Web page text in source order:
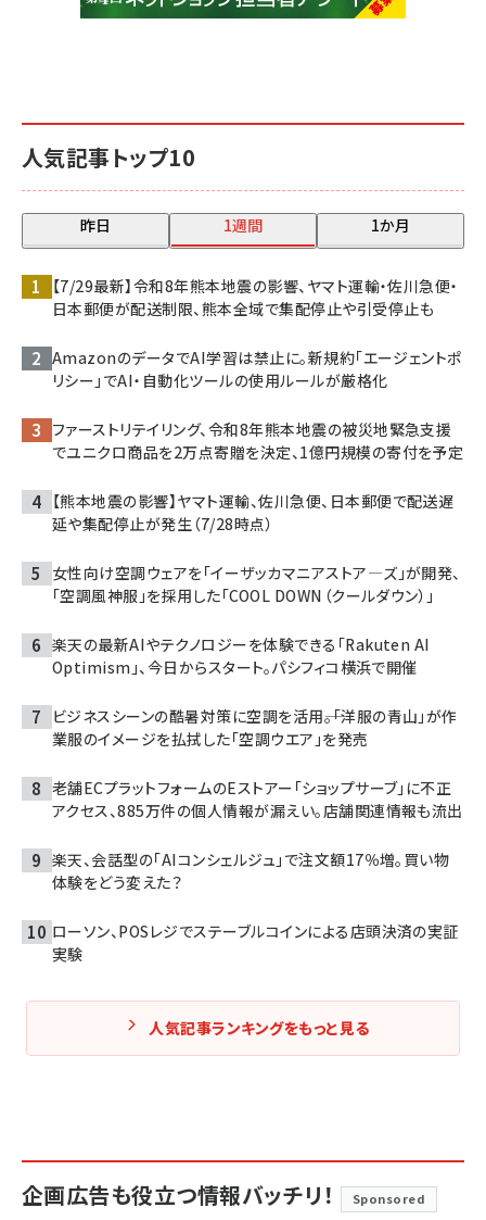
人気記事トップ10
昨日 1週間 1か月
【7/29最新】令和8年熊本地震の影響、ヤマト運輸・佐川急便・
日本郵便が配送制限、熊本全域で集配停止や引受停止も
AmazonのデータでAI学習は禁止に。新規約「エージェントポ
リシー」でAI・自動化ツールの使用ルールが厳格化
ファーストリテイリング、令和8年熊本地震の被災地緊急支援
でユニクロ商品を2万点寄贈を決定、1億円規模の寄付を予定
【熊本地震の影響】ヤマト運輸、佐川急便、日本郵便で配送遅
延や集配停止が発生（7/28時点）
女性向け空調ウェアを「イーザッカマニアストア―ズ」が開発、
「空調風神服」を採用した「COOL DOWN（クールダウン）」
楽天の最新AIやテクノロジーを体験できる「Rakuten AI
Optimism」、今日からスタート。パシフィコ横浜で開催
ビジネスシーンの酷暑対策に空調を活用――。「洋服の青山」が作
業服のイメージを払拭した「空調ウエア」を発売
老舗ECプラットフォームのEストアー「ショップサーブ」に不正
アクセス、885万件の個人情報が漏えい。店舗関連情報も流出
楽天、会話型の「AIコンシェルジュ」で注文額17％増。買い物
体験をどう変えた？
ローソン、POSレジでステーブルコインによる店頭決済の実証
実験
人気記事ランキングをもっと見る
企画広告も役立つ情報バッチリ！ Sponsored